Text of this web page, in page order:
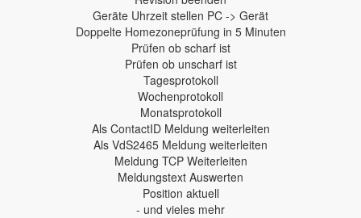
Geräte Uhrzeit stellen PC -> Gerät
Doppelte Homezoneprüfung in 5 Minuten
Prüfen ob scharf ist
Prüfen ob unscharf ist
Tagesprotokoll
Wochenprotokoll
Monatsprotokoll
Als ContactID Meldung weiterleiten
Als VdS2465 Meldung weiterleiten
Meldung TCP Weiterleiten
Meldungstext Auswerten
Position aktuell
- und vieles mehr